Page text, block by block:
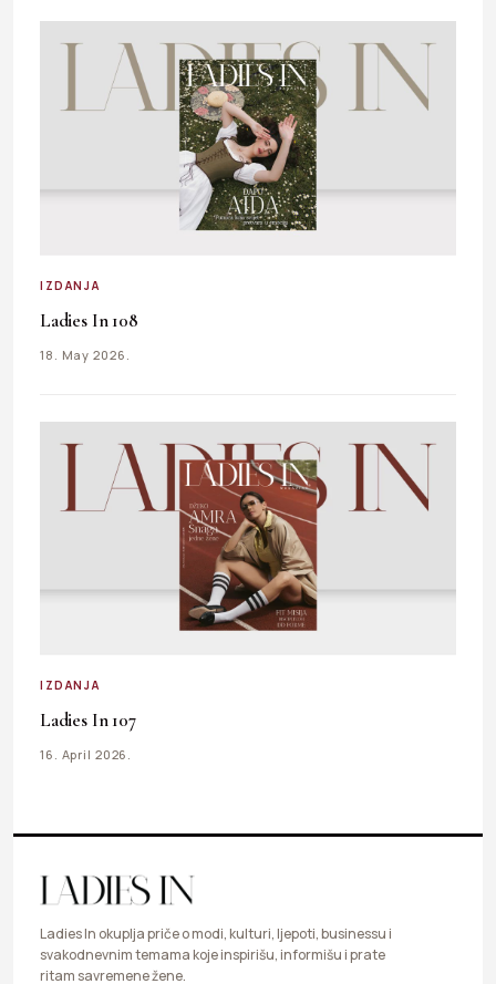
IZDANJA
Ladies In 108
18. May 2026.
IZDANJA
Ladies In 107
16. April 2026.
Ladies In okuplja priče o modi, kulturi, ljepoti, businessu i
svakodnevnim temama koje inspirišu, informišu i prate
ritam savremene žene.